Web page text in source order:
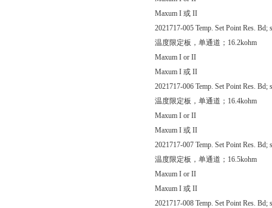
Maxum I 或 II
2021717-005 Temp. Set Point Res. Bd;
温度限定板，单通道；16.2kohm
Maxum I or II
Maxum I 或 II
2021717-006 Temp. Set Point Res. Bd;
温度限定板，单通道；16.4kohm
Maxum I or II
Maxum I 或 II
2021717-007 Temp. Set Point Res. Bd;
温度限定板，单通道；16.5kohm
Maxum I or II
Maxum I 或 II
2021717-008 Temp. Set Point Res. Bd;